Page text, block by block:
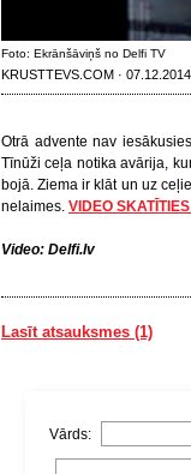
Foto: Ekrānšāviņš no Delfi TV
KRUSTTEVS.COM ·
Otrā advente nav
Tīnūži ceļa notika avārija,
bojā.Ziema ir klāt un uz
nelaimes. VIDEO
Video: Delfi.lv
Lasīt atsauksmes (1)
Vārds: